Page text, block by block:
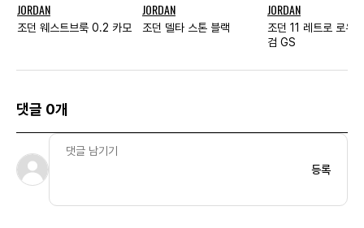
JORDAN
조던 웨스트브룩 0.2 카모
JORDAN
조던 델타 스톤 블랙
JORDAN
조던 11 레트로 로우
검 GS
댓글 0개
등록